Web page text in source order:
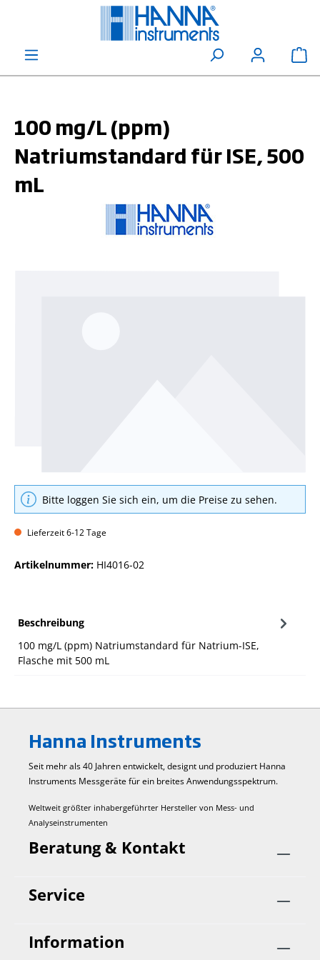
100 mg/L (ppm)
Natriumstandard für ISE, 500
mL
Bitte loggen Sie sich ein, um die Preise zu sehen.
Lieferzeit 6-12 Tage
Artikelnummer: HI4016-02
Beschreibung
100 mg/L (ppm) Natriumstandard für Natrium-ISE,
Flasche mit 500 mL
Hanna Instruments
Seit mehr als 40 Jahren entwickelt, designt und produziert Hanna
Instruments Mess­geräte für ein breites Anwendungs­spektrum.
Weltweit größter inhabergeführter Hersteller von Mess- und
Analyseinstrumenten
Beratung & Kontakt
Service
Information